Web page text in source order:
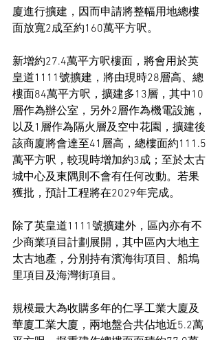
廈進行擴建，因而申請將整幅用地總樓
面放寬2成至約160萬平方呎。
新增約27.4萬平方呎樓面，將會用於英
皇道1111號擴建，將由現時28層高、總
樓面84萬平方呎，擴建多13層，其中10
層作為辦公室，另外2層作為機電設施，
以及1層作為隔火層及空中花園，擴建後
該商廈將會達至41層高，總樓面約111.5
萬平方呎，較現時增加約3成；至於太古
城中心及東隅則不會有任何改動。若果
獲批，預計工程將在2029年完成。
除了英皇道1111號擴建外，區內亦有不
少商業項目計劃展開，其中區內大地主
太古地產，分別持有濱海街項目、船塢
里項目及海灣街項目。
規模最大為收購多年的仁孚工業大廈及
華廈工業大廈，兩地盤合共佔地近5.2萬